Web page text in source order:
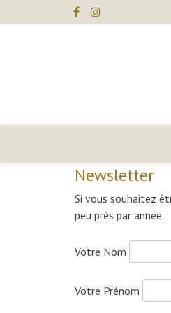
to
Juliette
Créations
Newsletter
Si vous souhaitez
peu près par année.
Votre Nom
Votre Prénom